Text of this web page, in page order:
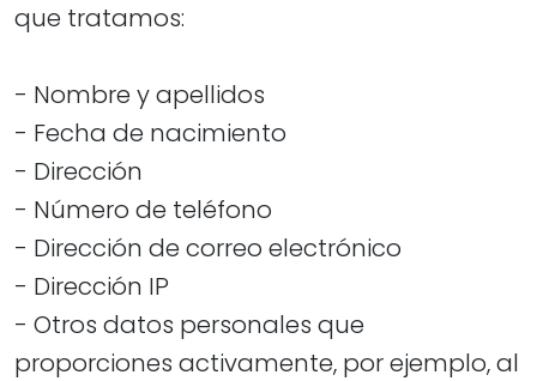
que tratamos:
- Nombre y apellidos
- Fecha de nacimiento
- Dirección
- Número de teléfono
- Dirección de correo electrónico
- Dirección IP
- Otros datos personales que
proporciones activamente, por ejemplo, al